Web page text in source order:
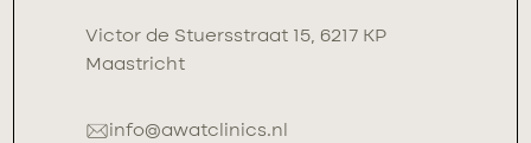
Victor de Stuersstraat 15, 6217 KP
Maastricht
info@awatclinics.nl